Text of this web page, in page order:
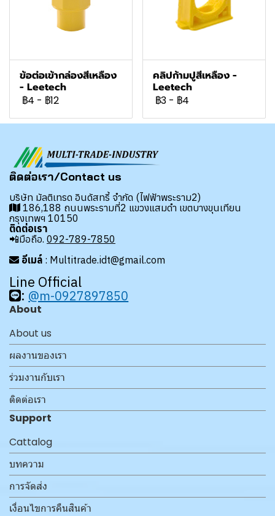
ข้อต่อเข้ากล่องสีเหลือง
- Leetech
฿4 - ฿12
คลิปก้ามปูสีเหลือง -
Leetech
฿3 - ฿4
ติดต่อเรา/Contact us
บริษัท มัลติเทรด อินดัสทรี้ จำกัด (ไฟฟ้าพระราม2)
186,188 ถนนพระรามที่2 แขวงแสมดำ เขตบางขุนเทียน
กรุงเทพฯ 10150
ติดต่อเรา
📲มือถือ. 092-789-7850
อีเมล์ : Multitrade.idt@gmail.com
Line Official
: @m-0927897850
About
About us
ผลงานของเรา
ร่วมงานกับเรา
ติดต่อเรา
Support
Cattalog
บทความ
การจัดส่ง
เงื่อนไขการคืนสินค้า